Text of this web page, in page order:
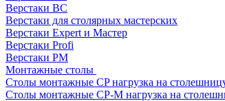
Верстаки ВС
Верстаки для столярных мастерских
Верстаки Expert и Мастер
Верстаки Profi
Верстаки РМ
Монтажные столы
Столы монтажные СP нагрузка на
Столы монтажные СР-М нагрузка на